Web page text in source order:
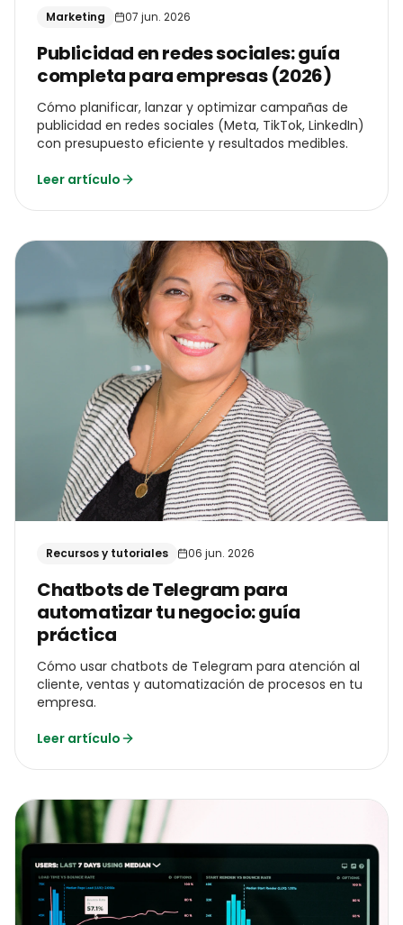
Marketing 07 jun. 2026
Publicidad en redes sociales: guía
completa para empresas (2026)
Cómo planificar, lanzar y optimizar campañas de
publicidad en redes sociales (Meta, TikTok, LinkedIn)
con presupuesto eficiente y resultados medibles.
Leer artículo
Recursos y tutoriales 06 jun. 2026
Chatbots de Telegram para
automatizar tu negocio: guía
práctica
Cómo usar chatbots de Telegram para atención al
cliente, ventas y automatización de procesos en tu
empresa.
Leer artículo